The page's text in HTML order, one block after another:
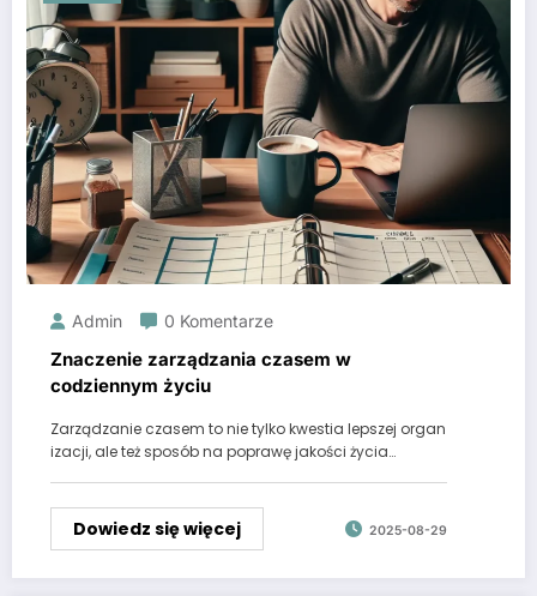
Admin 0 Komentarze
Znaczenie zarządzania czasem w
codziennym życiu
Zarządzanie czasem to nie tylko kwestia lepszej organ
izacji, ale też sposób na poprawę jakości życia…
Dowiedz się więcej 2025-08-29